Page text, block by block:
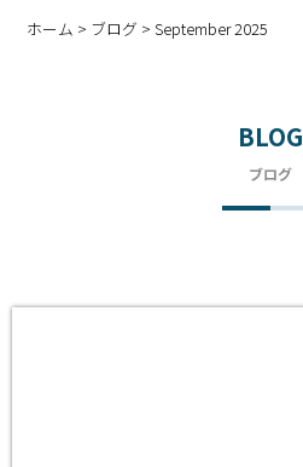
ホーム > ブログ > September 2025
BLOG
ブログ